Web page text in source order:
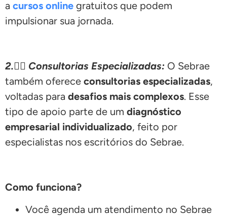
a cursos online gratuitos que podem
impulsionar sua jornada.
2.🕵🏽 Consultorias Especializadas: O Sebrae
também oferece consultorias especializadas,
voltadas para desafios mais complexos. Esse
tipo de apoio parte de um diagnóstico
empresarial individualizado, feito por
especialistas nos escritórios do Sebrae.
Como funciona?
Você agenda um atendimento no Sebrae